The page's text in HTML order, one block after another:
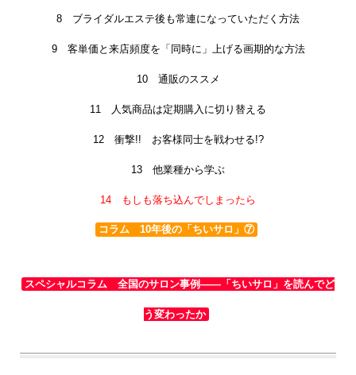
8 ブライダルエステ後も常連になっていただく方法
9 客単価と来店頻度を「同時に」上げる画期的な方法
10 通販のススメ
11 人気商品は定期購入に切り替える
12 衝撃!! お客様同士を戦わせる!?
13 他業種から学ぶ
14 もしも落ち込んでしまったら
コラム 10年後の「ちいサロ」⑦
スペシャルコラム 全国のサロン事例――「ちいサロ」を読んでど
う変わったか